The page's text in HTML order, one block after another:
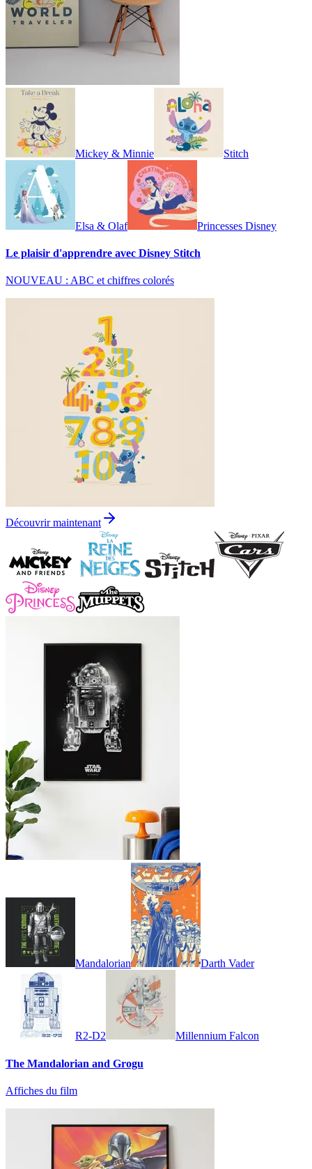
Mickey & Minnie Stitch
Elsa & Olaf Princesses Disney
Le plaisir d'apprendre avec Disney Stitch
NOUVEAU : ABC et chiffres colorés
Découvrir maintenant
Mandalorian Darth Vader
R2-D2 Millennium Falcon
The Mandalorian and Grogu
Affiches du film